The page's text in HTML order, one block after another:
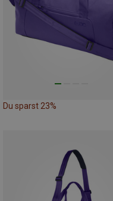
Du sparst 23%